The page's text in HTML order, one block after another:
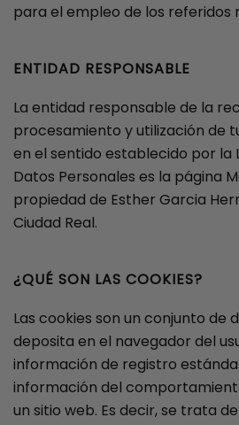
para el empleo de los referidos
ENTIDAD RESPONSABLE
La entidad responsable de la
procesamiento y utilización de
en el sentido establecido por la
Datos Personales es la página
propiedad de Esther Garcia
Ciudad Real.
¿QUÉ SON LAS COOKIES?
Las cookies son un conjunto de
deposita en el navegador del
información de registro
información del
un sitio web. Es decir, se trata